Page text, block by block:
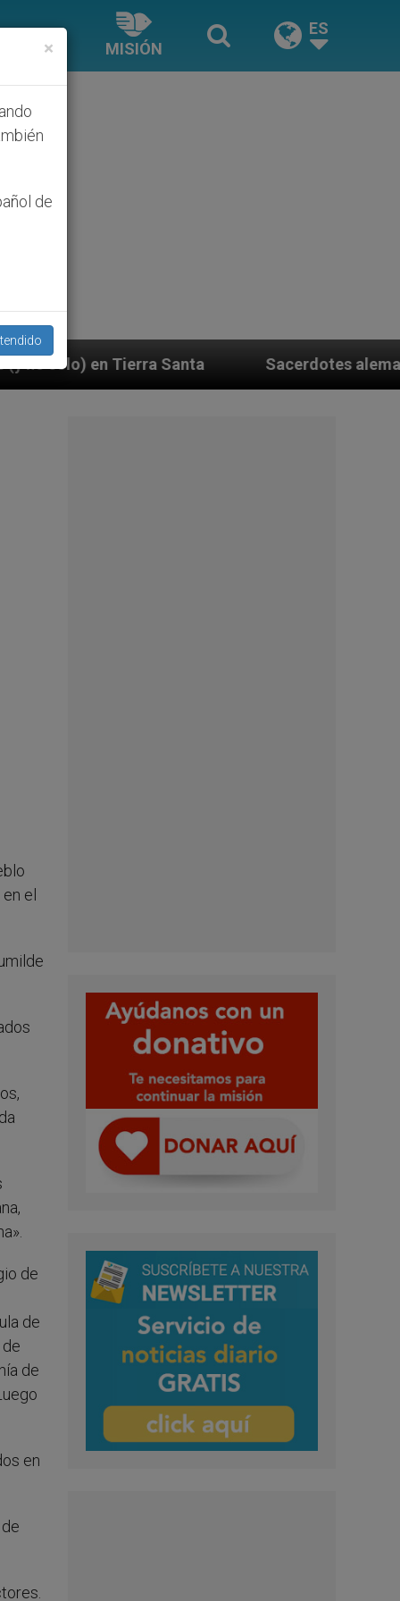
MISIÓN
ES
Sacerdotes alemanes fieles al Papa
el
de
de
de
en
×
de